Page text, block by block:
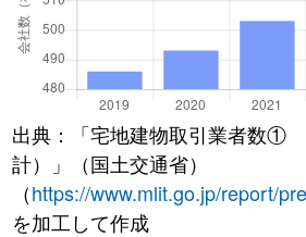
出典：「宅地建物取引業者数①
計）」（国土交通省）
（https://www.mlit.go.jp/report/
を加工して作成